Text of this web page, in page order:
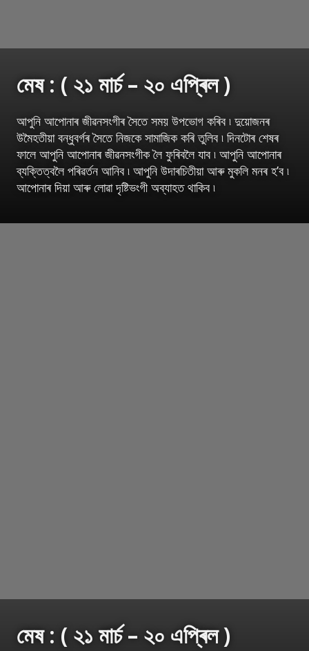
মেষ : ( ২১ মাৰ্চ – ২০ এপ্ৰিল )
আপুনি আপোনাৰ জীৱনসংগীৰ সৈতে সময় উপভোগ কৰিব ৷ দুয়োজনৰ
উমৈহতীয়া বন্ধুবৰ্গৰ সৈতে নিজকে সামাজিক কৰি তুলিব ৷ দিনটোৰ শেষৰ
ফালে আপুনি আপোনাৰ জীৱনসংগীক লৈ ফুৰিবলৈ যাব ৷ আপুনি আপোনাৰ
ব্যক্তিত্বলৈ পৰিৱৰ্তন আনিব ৷ আপুনি উদাৰচিতীয়া আৰু মুকলি মনৰ হ’ব ৷
আপোনাৰ দিয়া আৰু লোৱা দৃষ্টিভংগী অব্যাহত থাকিব ৷
মেষ : ( ২১ মাৰ্চ – ২০ এপ্ৰিল )